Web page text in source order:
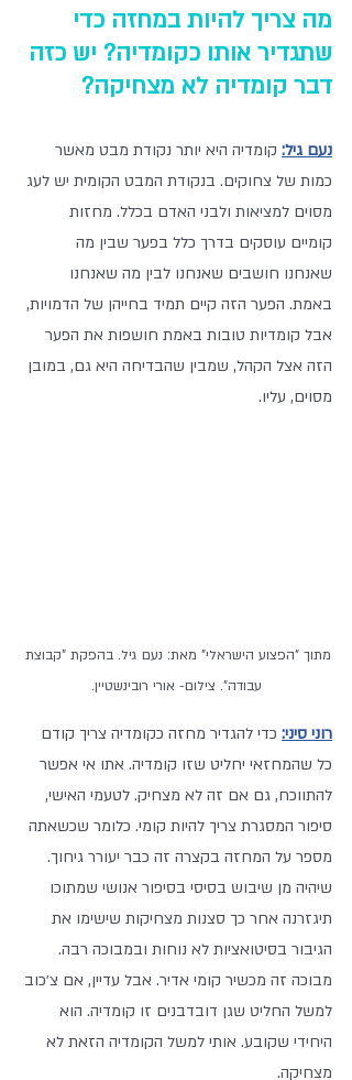
מה צריך להיות במחזה כדי
שתגדיר אותו כקומדיה? יש כזה
דבר קומדיה לא מצחיקה?
נעם גיל: קומדיה היא יותר נקודת מבט מאשר
כמות של צחוקים. בנקודת המבט הקומית יש לעג
מסוים למציאות ולבני האדם בכלל. מחזות
קומיים עוסקים בדרך כלל בפער שבין מה
שאנחנו חושבים שאנחנו לבין מה שאנחנו
באמת. הפער הזה קיים תמיד בחייהן של הדמויות,
אבל קומדיות טובות באמת חושפות את הפער
הזה אצל הקהל, שמבין שהבדיחה היא גם, במובן
מסוים, עליו.
מתוך "הפצוע הישראלי" מאת: נעם גיל. בהפקת "קבוצת
עבודה". צילום- אורי רובינשטיין.
רוני סיני: כדי להגדיר מחזה כקומדיה צריך קודם
כל שהמחזאי יחליט שזו קומדיה. אתו אי אפשר
להתווכח, גם אם זה לא מצחיק. לטעמי האישי,
סיפור המסגרת צריך להיות קומי. כלומר שכשאתה
מספר על המחזה בקצרה זה כבר יעורר גיחוך.
שיהיה מן שיבוש בסיסי בסיפור אנושי שמתוכו
תיגזרנה אחר כך סצנות מצחיקות שישימו את
הגיבור בסיטואציות לא נוחות ובמבוכה רבה.
מבוכה זה מכשיר קומי אדיר. אבל עדיין, אם צ׳כוב
למשל החליט שגן דובדבנים זו קומדיה. הוא
היחידי שקובע. אותי למשל הקומדיה הזאת לא
מצחיקה.